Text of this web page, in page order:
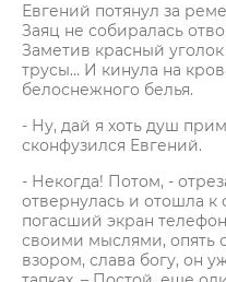
Евгений потянул за
Заяц не собиралась
Заметив красный уголок
трусы… И кинула на
белоснежного белья.
- Ну, дай я хоть душ
сконфузился Евгений.
- Некогда! Потом, -
отвернулась и отошла к
погасший экран
своими мыслями, опять
взором, слава богу, он